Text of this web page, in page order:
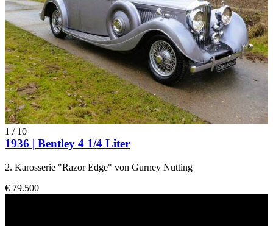
1 / 10
1936 | Bentley 4 1/4 Liter
2. Karosserie "Razor Edge" von Gurney Nutting
€ 79.500